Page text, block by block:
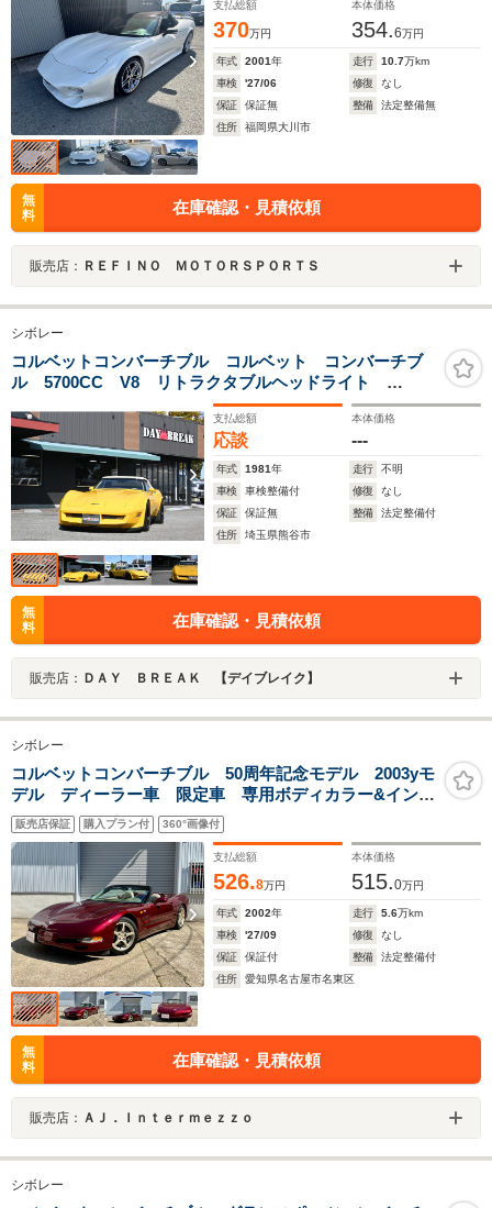
支払総額
370万円
本体価格
354.6万円
年式 2001年 走行 10.7万km
車検
'27/06 修復
なし
保証
保証無 整備
法定整備無
住所
福岡県大川市
無
料
在庫確認・見積依頼
販売店： ＲＥＦＩＮＯ ＭＯＴＯＲＳＰＯＲＴＳ
シボレー
コルベットコンバーチブル コルベット コンバーチブ
ル 5700CC V8 リトラクタブルヘッドライト
BILLET SPECIALTIES15インチAW Radial T/A
F245/60R15 R255/60R15 4本出しマフラー オーディ
オ ETC ベージュシート 運転席パワーシート
支払総額
応談
本体価格
---
年式 1981年 走行
不明
車検
車検整備付 修復
なし
保証
保証無 整備
法定整備付
住所
埼玉県熊谷市
無
料
在庫確認・見積依頼
販売店： ＤＡＹ ＢＲＥＡＫ 【デイブレイク】
シボレー
コルベットコンバーチブル 50周年記念モデル 2003yモ
デル ディーラー車 限定車 専用ボディカラー&インテ
リア 社外ナビTV バックカメラ ETC 新品タイヤ
スペアキー 新品サンバイザー&前後エンブレム 整備
&6ヵ月保証
販売店保証 購入プラン付 360°画像付
支払総額
526.8万円
本体価格
515.0万円
年式 2002年 走行 5.6万km
車検
'27/09 修復
なし
保証
保証付 整備
法定整備付
住所
愛知県名古屋市名東区
無
料
在庫確認・見積依頼
販売店： ＡＪ．Ｉｎｔｅｒｍｅｚｚｏ
シボレー